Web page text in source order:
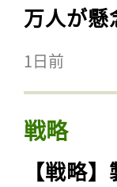
万人が懸
1日前
戦略
【戦略